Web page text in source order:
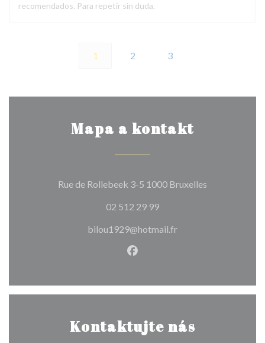
recomendados. Para repetir sin duda.
1 2 3
Mapa a kontakt
Rue de Rollebeek 3-5 1000 Bruxelles
02 512 29 99
bilou1929@hotmail.fr
Facebook ((otevře se v
Kontaktujte nás